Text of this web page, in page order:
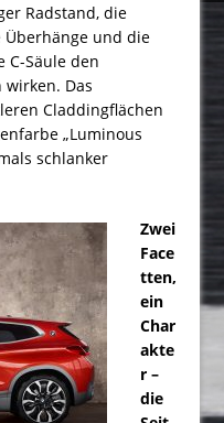
Radstand, die
Überhänge und die
C-Säule den
Das
Claddingflächen
„Luminous
schlanker
Zwei
Face
tten,
ein
Char
akte
r –
die